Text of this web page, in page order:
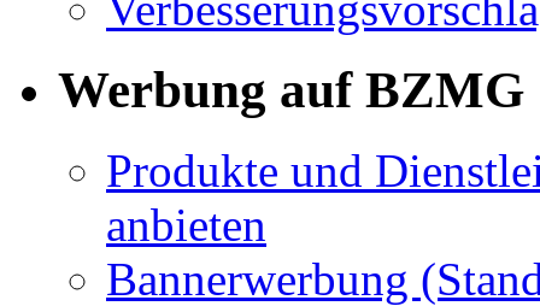
Werbung auf BZMG
Produkte und
anbieten
Bannerwerbung